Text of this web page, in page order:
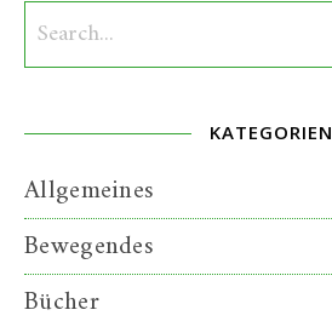
KATEGORIEN
Allgemeines
Bewegendes
Bücher